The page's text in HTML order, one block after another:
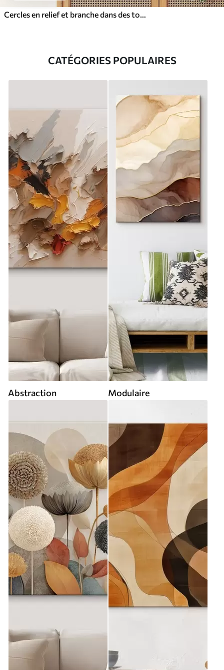
Cercles en relief et branche dans des tons neutres chauds
CATÉGORIES POPULAIRES
Abstraction Modulaire